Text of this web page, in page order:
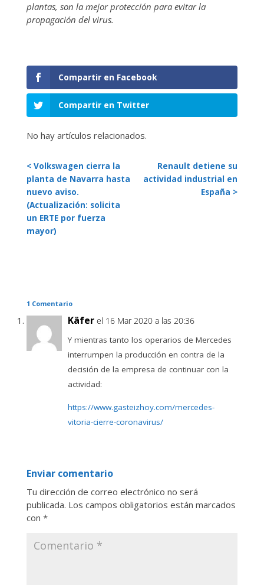
plantas, son la mejor protección para evitar la
propagación del virus.
Compartir en Facebook
Compartir en Twitter
No hay artículos relacionados.
< Volkswagen cierra la
planta de Navarra hasta
nuevo aviso.
(Actualización: solicita
un ERTE por fuerza
mayor)
Renault detiene su
actividad industrial en
España >
1 Comentario
Käfer el 16 Mar 2020 a las 20:36
Y mientras tanto los operarios de Mercedes
interrumpen la producción en contra de la
decisión de la empresa de continuar con la
actividad:
https://www.gasteizhoy.com/mercedes-
vitoria-cierre-coronavirus/
Enviar comentario
Tu dirección de correo electrónico no será
publicada. Los campos obligatorios están marcados
con *